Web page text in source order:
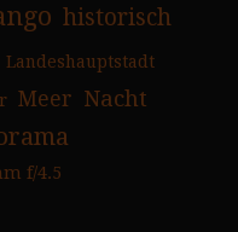
historisch
Landeshauptstadt
Meer Nacht
f/4.5